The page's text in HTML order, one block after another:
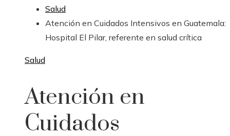
Salud
Atención en Cuidados Intensivos en Guatemala:
Hospital El Pilar, referente en salud crítica
Salud
Atención en
Cuidados